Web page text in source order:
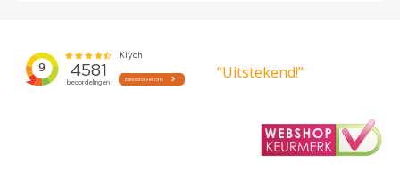
“Uitstekend!”